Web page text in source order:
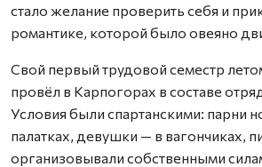
стало желание проверить себя и
романтике, которой было овеяно
Свой первый трудовой семестр
провёл в Карпогорах в составе
Условия были спартанскими: парни
палатках, девушки — в вагончиках,
организовывали собственными